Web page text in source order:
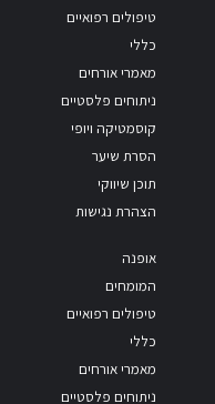
טיפולים רפואיים
כללי
מאמרי אורחים
ניתוחים פלסטיים
קוסמטיקה ויופי
הסרת שיער
תוכן שיווקי
הצהרת נגישות
אופנה
המומחים
טיפולים רפואיים
כללי
מאמרי אורחים
ניתוחים פלסטיים